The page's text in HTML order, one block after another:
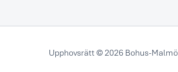
Upphovsrätt © 2026 Bohus-